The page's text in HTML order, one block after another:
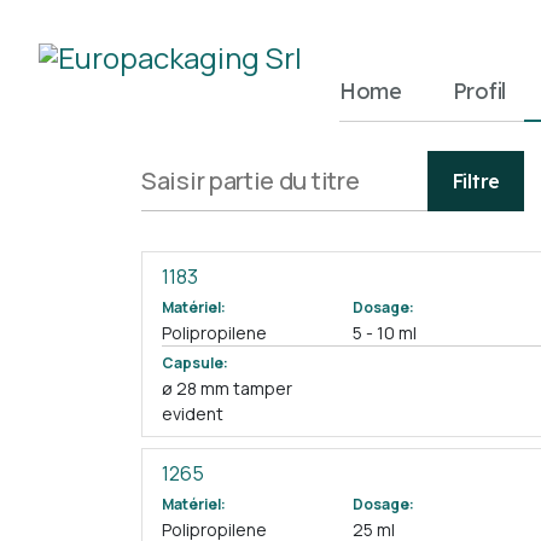
Home Profil
Filtre
1183
Matériel:
Polipropilene
Dosage:
5 - 10 ml
Capsule:
ø 28 mm tamper
evident
1265
Matériel:
Polipropilene
Dosage:
25 ml